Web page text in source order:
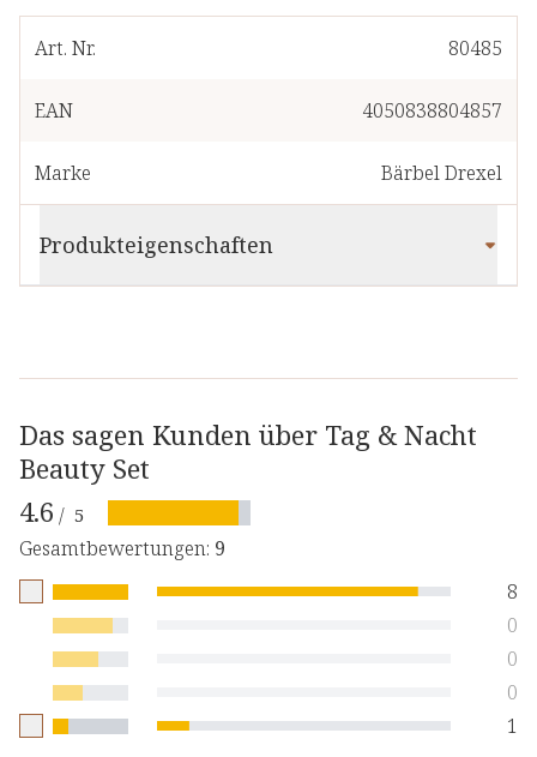
Art. Nr. 80485
EAN 4050838804857
Marke Bärbel Drexel
Produkteigenschaften
Das sagen Kunden über Tag & Nacht
Beauty Set
4.6 / 5
Gesamtbewertungen: 9
8
0
0
0
1